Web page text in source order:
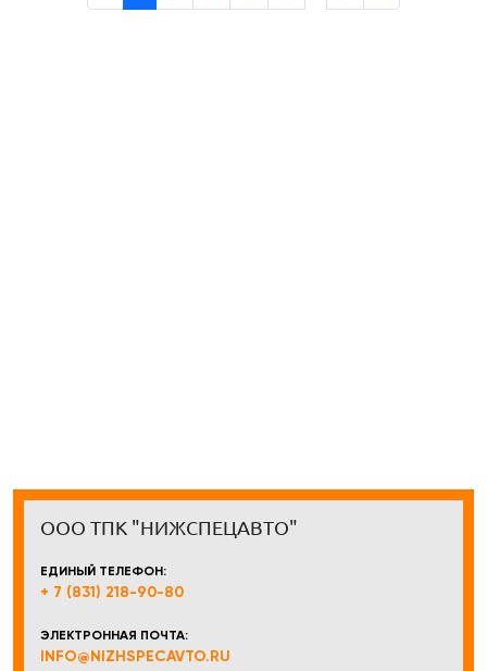
ООО ТПК "НИЖСПЕЦАВТО"
ЕДИНЫЙ ТЕЛЕФОН:
+ 7 (831) 218-90-80
ЭЛЕКТРОННАЯ ПОЧТА:
INFO@NIZHSPECAVTO.RU